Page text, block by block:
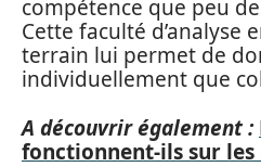
compétence que peu
Cette faculté d’analyse
terrain lui permet de
individuellement que
A découvrir également :
fonctionnent-ils sur les